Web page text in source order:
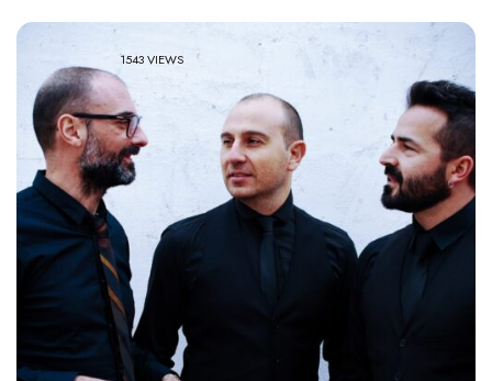
1543 VIEWS